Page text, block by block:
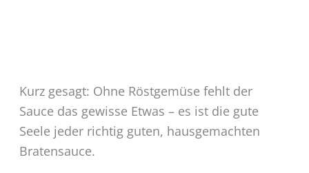
Kurz gesagt: Ohne Röstgemüse fehlt der
Sauce das gewisse Etwas – es ist die gute
Seele jeder richtig guten, hausgemachten
Bratensauce.